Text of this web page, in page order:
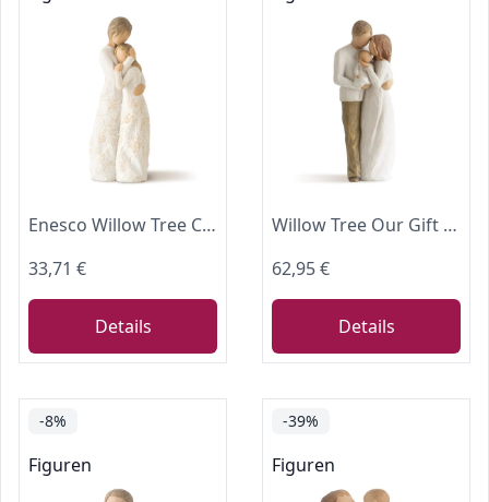
Enesco Willow Tree Close to Me Figurine
33,71 €
Details
Willow Tree Our Gift Figurine, Natur, Beige, 8.5" height
62,95 €
Details
-8%
Figuren
-39%
Figuren